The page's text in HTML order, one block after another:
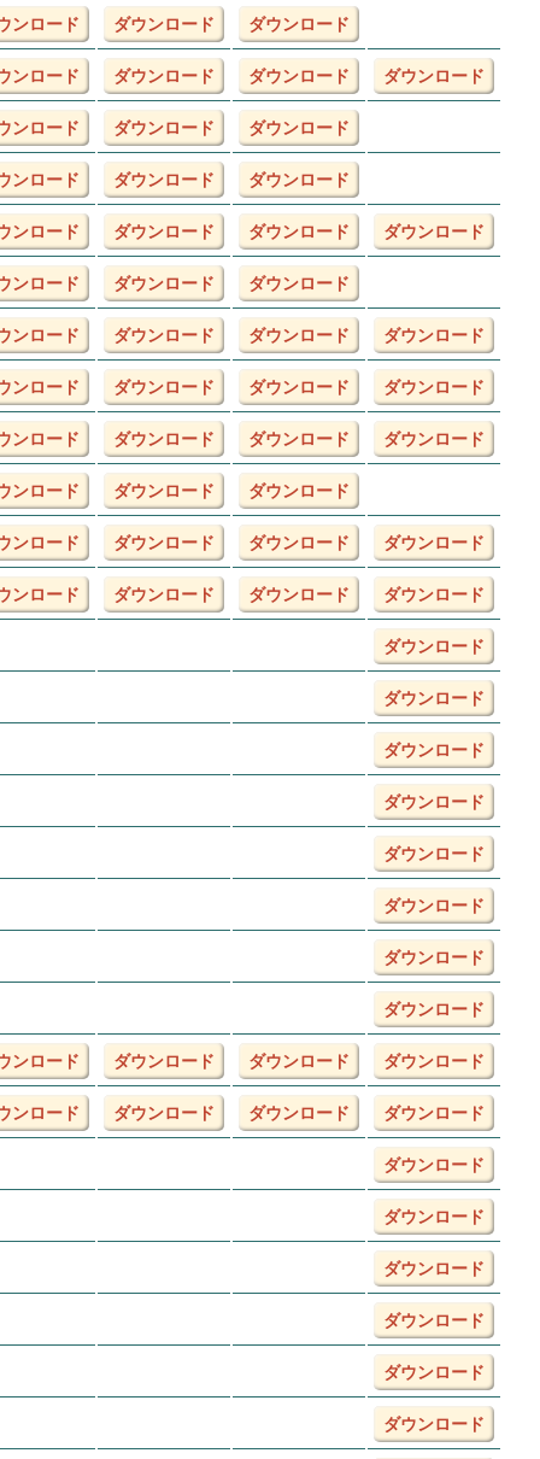
ンロード ダウンロード ダウンロード
ンロード ダウンロード ダウンロード ダウンロード
ンロード ダウンロード ダウンロード
ンロード ダウンロード ダウンロード
ンロード ダウンロード ダウンロード ダウンロード
ンロード ダウンロード ダウンロード
ンロード ダウンロード ダウンロード ダウンロード
ンロード ダウンロード ダウンロード ダウンロード
ンロード ダウンロード ダウンロード ダウンロード
ンロード ダウンロード ダウンロード
ンロード ダウンロード ダウンロード ダウンロード
ンロード ダウンロード ダウンロード ダウンロード
ダウンロード
ダウンロード
ダウンロード
ダウンロード
ダウンロード
ダウンロード
ダウンロード
ダウンロード
ンロード ダウンロード ダウンロード ダウンロード
ンロード ダウンロード ダウンロード ダウンロード
ダウンロード
ダウンロード
ダウンロード
ダウンロード
ダウンロード
ダウンロード